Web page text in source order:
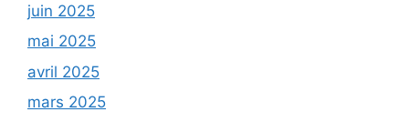
juin 2025
mai 2025
avril 2025
mars 2025